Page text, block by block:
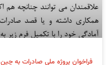
فراخوان پروژه ملی صادرات به چین